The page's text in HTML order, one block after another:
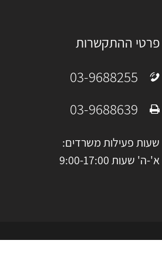
פרטי ההתקשרות
03-9688255
03-9688639
שעות פעילות משרדים:
א'-ה' שעות 9:00-17:00